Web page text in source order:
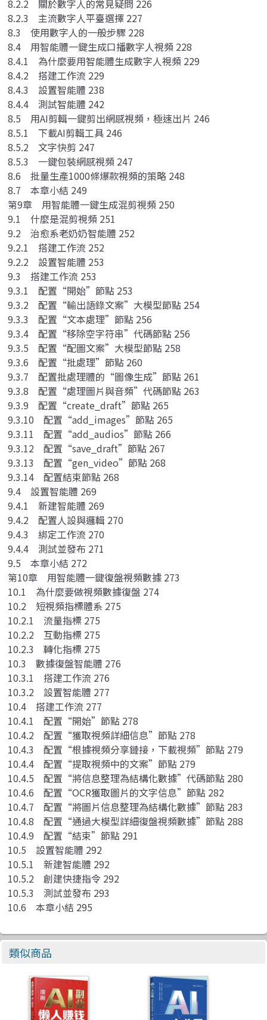
8.2.2 關於數字人的常見疑問 226
8.2.3 主流數字人平臺選擇 227
8.3 使用數字人的一般步驟 228
8.4 用智能體一鍵生成口播數字人視頻 228
8.4.1 為什麼要用智能體生成數字人視頻 229
8.4.2 搭建工作流 229
8.4.3 設置智能體 238
8.4.4 測試智能體 242
8.5 用AI剪輯一鍵剪出網感視頻，極速出片 246
8.5.1 下載AI剪輯工具 246
8.5.2 文字快剪 247
8.5.3 一鍵包裝網感視頻 247
8.6 批量生產1000條爆款視頻的策略 248
8.7 本章小結 249
第9章 用智能體一鍵生成混剪視頻 250
9.1 什麼是混剪視頻 251
9.2 治愈系老奶奶智能體 252
9.2.1 搭建工作流 252
9.2.2 設置智能體 253
9.3 搭建工作流 253
9.3.1 配置“開始”節點 253
9.3.2 配置“輸出語錄文案”大模型節點 254
9.3.3 配置“文本處理”節點 256
9.3.4 配置“移除空字符串”代碼節點 256
9.3.5 配置“配圖文案”大模型節點 258
9.3.6 配置“批處理”節點 260
9.3.7 配置批處理體的“圖像生成”節點 261
9.3.8 配置“處理圖片與音頻”代碼節點 263
9.3.9 配置“create_draft”節點 265
9.3.10 配置“add_images”節點 265
9.3.11 配置“add_audios”節點 266
9.3.12 配置“save_draft”節點 267
9.3.13 配置“gen_video”節點 268
9.3.14 配置結束節點 268
9.4 設置智能體 269
9.4.1 新建智能體 269
9.4.2 配置人設與邏輯 270
9.4.3 綁定工作流 270
9.4.4 測試並發布 271
9.5 本章小結 272
第10章 用智能體一鍵復盤視頻數據 273
10.1 為什麼要做視頻數據復盤 274
10.2 短視頻指標體系 275
10.2.1 流量指標 275
10.2.2 互動指標 275
10.2.3 轉化指標 275
10.3 數據復盤智能體 276
10.3.1 搭建工作流 276
10.3.2 設置智能體 277
10.4 搭建工作流 277
10.4.1 配置“開始”節點 278
10.4.2 配置“獲取視頻詳細信息”節點 278
10.4.3 配置“根據視頻分享鏈接，下載視頻”節點 279
10.4.4 配置“提取視頻中的文案”節點 279
10.4.5 配置“將信息整理為結構化數據”代碼節點 280
10.4.6 配置“OCR獲取圖片的文字信息”節點 282
10.4.7 配置“將圖片信息整理為結構化數據”節點 283
10.4.8 配置“通過大模型詳細復盤視頻數據”節點 288
10.4.9 配置“結束”節點 291
10.5 設置智能體 292
10.5.1 新建智能體 292
10.5.2 創建快捷指令 292
10.5.3 測試並發布 293
10.6 本章小結 295
類似商品